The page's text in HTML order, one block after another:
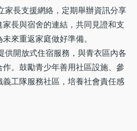
家長支援網絡，定期舉辦資訊分享
長與宿舍的連結，共同見證和支
來重返家庭做好準備。
供開放式住宿服務，與青衣區內各
。鼓勵青少年善用社區設施、參
義工隊服務社區，培養社會責任感